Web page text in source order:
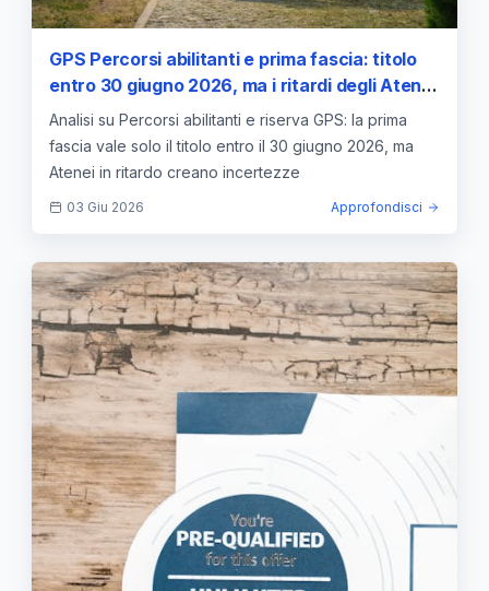
GPS Percorsi abilitanti e prima fascia: titolo
entro 30 giugno 2026, ma i ritardi degli Atenei
creano incertezza
Analisi su Percorsi abilitanti e riserva GPS: la prima
fascia vale solo il titolo entro il 30 giugno 2026, ma
Atenei in ritardo creano incertezze
03 Giu 2026 Approfondisci